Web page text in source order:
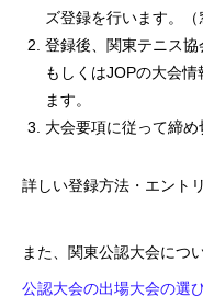
ズ登録を行います。（
登録後、関東テニス
もしくはJOPの大会
ます。
大会要項に従って締め
詳しい登録方法・エント
また、関東公認大会につ
公認大会の出場大会の選